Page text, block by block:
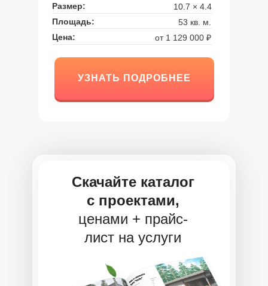
Размер:
10.7 × 4.4
Площадь:
53 кв. м.
Цена:
от 1 129 000 ₽
УЗНАТЬ ПОДРОБНЕЕ
УЗНАТЬ ПОДРОБНЕЕ
Скачайте каталог
с проектами,
ценами + прайс-
лист на услуги